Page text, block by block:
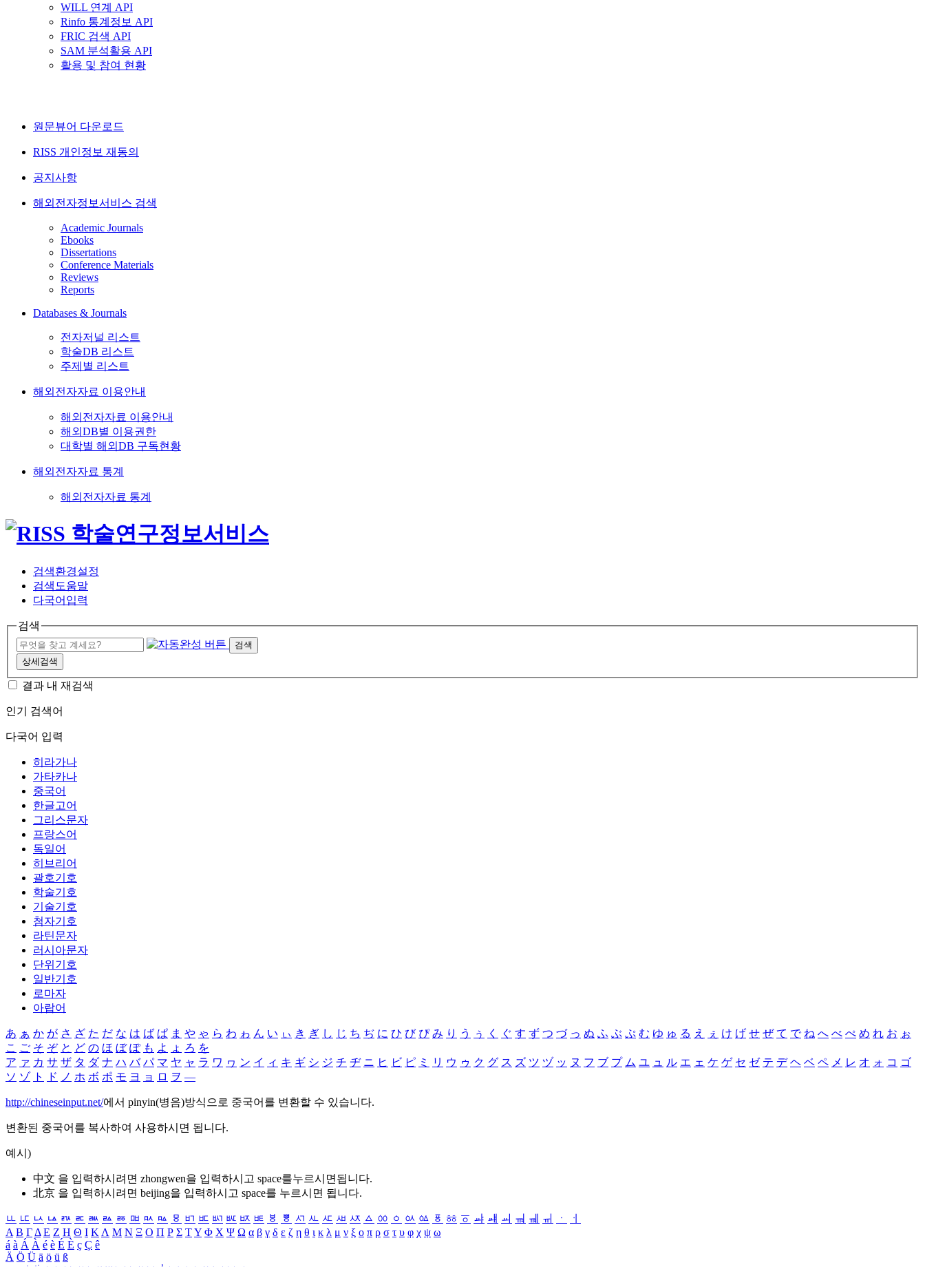
WILL 연계 API
Rinfo 통계정보 API
FRIC 검색 API
SAM 분석활용 API
활용 및 참여 현황
원문뷰어 다운로드
RISS 개인정보 재동의
공지사항
해외전자정보서비스 검색
Academic Journals
Ebooks
Dissertations
Conference Materials
Reviews
Reports
Databases & Journals
전자저널 리스트
학술DB 리스트
주제별 리스트
해외전자자료 이용안내
해외전자자료 이용안내
해외DB별 이용권한
대학별 해외DB 구독현황
해외전자자료 통계
해외전자자료 통계
검색환경설정
검색도움말
다국어입력
검색
검색
상세검색
결과 내 재검색
인기 검색어
다국어 입력
히라가나
가타카나
중국어
한글고어
그리스문자
프랑스어
독일어
히브리어
괄호기호
학술기호
기술기호
첨자기호
라틴문자
러시아문자
단위기호
일반기호
로마자
아랍어
あ ぁ か が さ ざ た だ な は ば ぱ ま や ゃ ら わ ゎ ん い ぃ き ぎ し じ ち ぢ に ひ び ぴ み り う ぅ く ぐ す ず つ づ っ ぬ ふ ぶ ぷ む ゆ ゅ る え ぇ け げ せ ぜ て で ね へ べ ぺ め れ お ぉ
こ ご そ ぞ と ど の ほ ぼ ぽ も よ ょ ろ を
ア ァ カ サ ザ タ ダ ナ ハ バ パ マ ヤ ャ ラ ワ ヮ ン イ ィ キ ギ シ ジ チ ヂ ニ ヒ ビ ピ ミ リ ウ ゥ ク グ ス ズ ツ ヅ ッ ヌ フ ブ プ ム ユ ュ ル エ ェ ケ ゲ セ ゼ テ デ ヘ ベ ペ メ レ オ ォ コ ゴ
ソ ゾ ト ド ノ ホ ボ ポ モ ヨ ョ ロ ヲ ―
http://chineseinput.net/에서 pinyin(병음)방식으로 중국어를 변환할 수 있습니다.
변환된 중국어를 복사하여 사용하시면 됩니다.
예시)
中文 을 입력하시려면 zhongwen을 입력하시고 space를누르시면됩니다.
北京 을 입력하시려면 beijing을 입력하시고 space를 누르시면 됩니다.
ㅥ ㅦ ㅧ ㅨ ㅩ ㅪ ㅫ ㅬ ㅭ ㅮ ㅯ ㅰ ㅱ ㅲ ㅳ ㅴ ㅵ ㅶ ㅷ ㅸ ㅹ ㅺ ㅻ ㅼ ㅽ ㅾ ㅿ ㆀ ㆁ ㆂ ㆃ ㆄ ㆅ ㆆ ㆇ ㆈ ㆉ ㆊ ㆋ ㆌ ㆍ
ㆎ
Α Β ΓΔ Ε Ζ Η Θ Ι ΚΛ Μ Ν Ξ Ο Π Ρ Σ ΤΥ Φ Χ Ψ Ω α β γ δ ε ζ η θ ι κ λ μ ν ξ ο π ρ σ τ υ φ χ ψ ω
á à Á À é è É È ç Ç ê
Ä Ö Ü ä ö ü ß